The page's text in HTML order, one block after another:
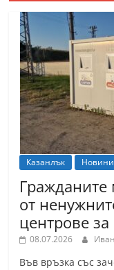
Казанлък Новини
Гражданите
от
центрове
08.07.2026
Във връзка със